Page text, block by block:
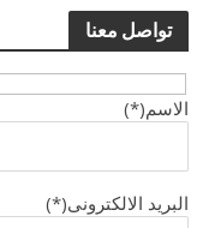
تواصل معنا
الاسم(*)
البريد الالكترونى(*)